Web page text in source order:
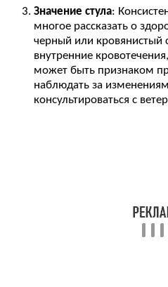
Значение стула:
многое рассказать о
черный или кровянистый
внутренние
может быть признаком
наблюдать за
консультироваться с